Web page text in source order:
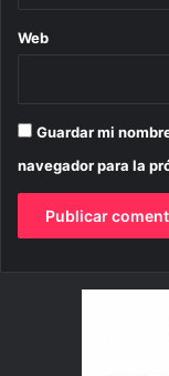
Web
Guardar mi
navegador para la